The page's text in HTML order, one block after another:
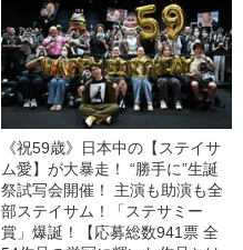
《祝59歳》日本中の【ステイサ
ム愛】が大暴走！ “勝手に”生誕
祭試写会開催！ 主演も助演も全
部ステイサム！「ステサミー
賞」爆誕！【応募総数941票 全